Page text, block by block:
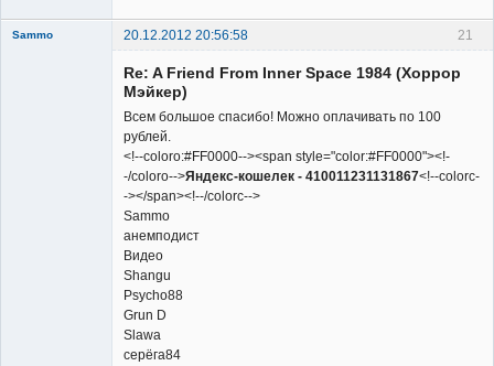
21
Sammo
20.12.2012 20:56:58
Re: A Friend From Inner Space 1984 (Хоррор
Мэйкер)
Всем большое спасибо! Можно оплачивать по 100
рублей.
<!--coloro:#FF0000--><span style="color:#FF0000"><!-
-/coloro-->Яндекс-кошелек - 410011231131867<!--colorc-
-></span><!--/colorc-->
Sammo
анемподист
Видео
Shangu
Psycho88
Grun D
Slawa
серёга84